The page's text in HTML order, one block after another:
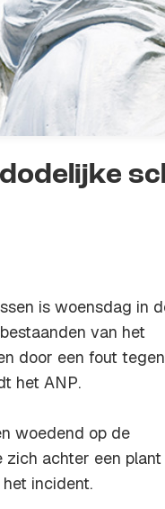
is woensdag in
van het
door een fout
het ANP.
woedend op de
zich achter een
incident.